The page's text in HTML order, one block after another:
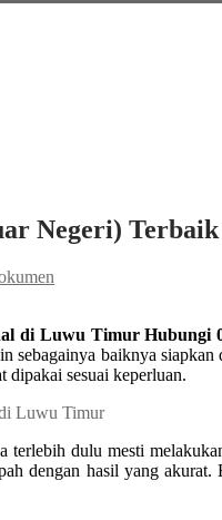
Negeri)
di Luwu Timur Hubungi
sebagainya baiknya
dipakai sesuai keperluan.
terlebih dulu mesti
dengan hasil yang